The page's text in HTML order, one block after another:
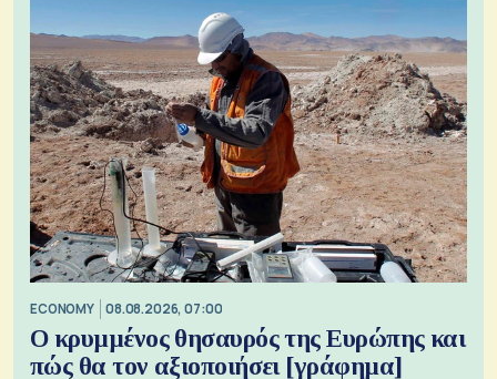
ECONOMY 08.08.2026, 07:00
Ο κρυμμένος θησαυρός της Ευρώπης και
πώς θα τον αξιοποιήσει [γράφημα]